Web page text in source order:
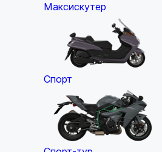
Максискутер
Спорт